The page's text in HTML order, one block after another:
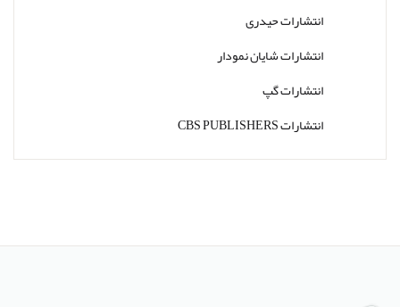
انتشارات حیدری
انتشارات شایان نمودار
انتشارات گپ
انتشارات CBS PUBLISHERS
انتشارات Thieme